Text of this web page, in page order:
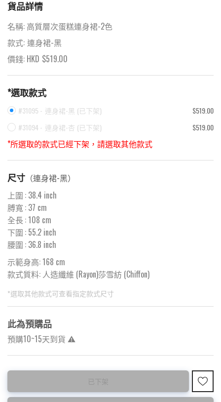
貨品詳情
名稱: 高質層次蛋糕連身裙-2色
款式: 連身裙-黑
價錢: HKD $519.00
*選取款式
#31095 - 連身裙-黑 (已下架)
$519.00
#31094 - 連身裙-杏 (已下架) $519.00
*所選取的款式已經下架，請選取其他款式
尺寸 （連身裙-黑）
上圍 : 38.4 inch
膊寬 : 37 cm
全長 :108 cm
下圍 : 55.2 inch
腰圍 : 36.8 inch
示範身高: 168 cm
款式質料: 人造纖維 (Rayon)莎雪紡 (Chiffon)
*選取其他款式可查看指定款式尺寸
此為預購品
預購10~15天到貨 ⚠️
此為減價貨品
特價品不設退換，購買前請先確認所列出的尺碼是否合適。
已下架